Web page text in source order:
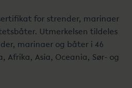
for strender, marinaer
Utmerkelsen tildeles
marinaer og båter i 46
Afrika, Asia, Oceania, Sør- og